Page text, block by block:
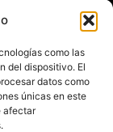
como las
del dispositivo. El
datos como
únicas en este
afectar
e
agora e
a